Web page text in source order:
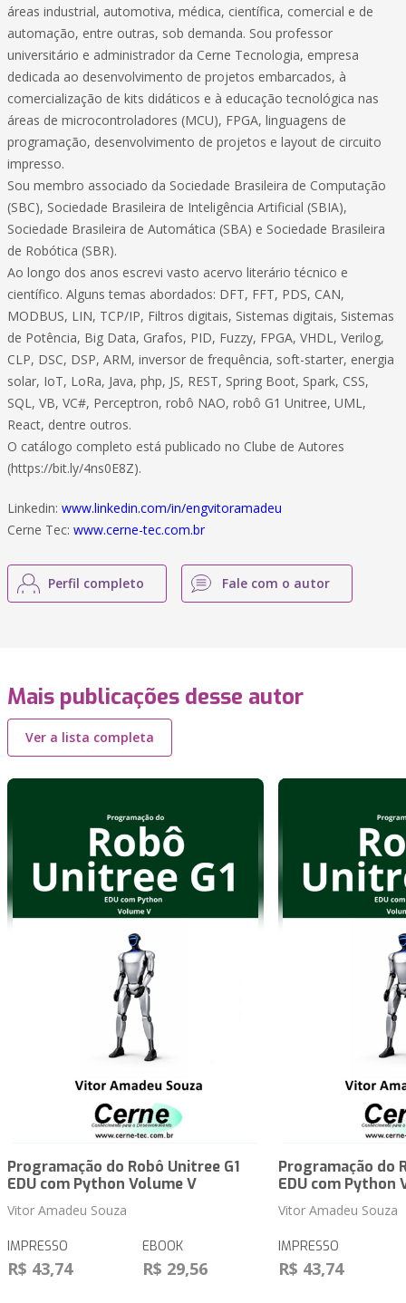
áreas industrial, automotiva, médica, científica, comercial e de
automação, entre outras, sob demanda. Sou professor
universitário e administrador da Cerne Tecnologia, empresa
dedicada ao desenvolvimento de projetos embarcados, à
comercialização de kits didáticos e à educação tecnológica nas
áreas de microcontroladores (MCU), FPGA, linguagens de
programação, desenvolvimento de projetos e layout de circuito
impresso.
Sou membro associado da Sociedade Brasileira de Computação
(SBC), Sociedade Brasileira de Inteligência Artificial (SBIA),
Sociedade Brasileira de Automática (SBA) e Sociedade Brasileira
de Robótica (SBR).
Ao longo dos anos escrevi vasto acervo literário técnico e
científico. Alguns temas abordados: DFT, FFT, PDS, CAN,
MODBUS, LIN, TCP/IP, Filtros digitais, Sistemas digitais, Sistemas
de Potência, Big Data, Grafos, PID, Fuzzy, FPGA, VHDL, Verilog,
CLP, DSC, DSP, ARM, inversor de frequência, soft-starter, energia
solar, IoT, LoRa, Java, php, JS, REST, Spring Boot, Spark, CSS,
SQL, VB, VC#, Perceptron, robô NAO, robô G1 Unitree, UML,
React, dentre outros.
O catálogo completo está publicado no Clube de Autores
(https://bit.ly/4ns0E8Z).
Linkedin: www.linkedin.com/in/engvitoramadeu
Cerne Tec: www.cerne-tec.com.br
Perfil completo Fale com o autor
Mais publicações desse autor
Ver a lista completa
Programação do Robô Unitree G1
EDU com Python Volume V
Vitor Amadeu Souza
IMPRESSO
R$ 43,74
EBOOK
R$ 29,56
Programação do
EDU com Python
Vitor Amadeu Souza
IMPRESSO
R$ 43,74